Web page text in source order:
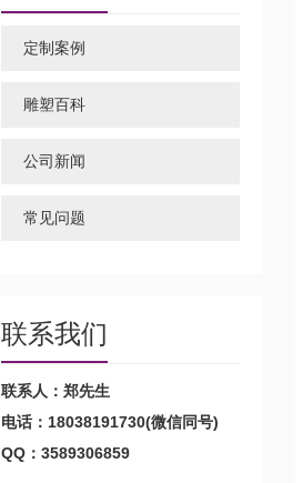
定制案例
雕塑百科
公司新闻
常见问题
联系我们
联系人：郑先生
电话：18038191730(微信同号)
QQ：3589306859